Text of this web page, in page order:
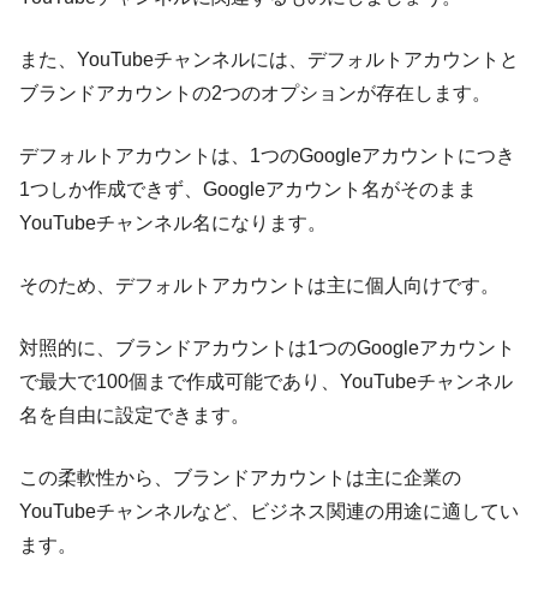
また、YouTubeチャンネルには、デフォルトアカウントと
ブランドアカウントの2つのオプションが存在します。
デフォルトアカウントは、1つのGoogleアカウントにつき
1つしか作成できず、Googleアカウント名がそのまま
YouTubeチャンネル名になります。
そのため、デフォルトアカウントは主に個人向けです。
対照的に、ブランドアカウントは1つのGoogleアカウント
で最大で100個まで作成可能であり、YouTubeチャンネル
名を自由に設定できます。
この柔軟性から、ブランドアカウントは主に企業の
YouTubeチャンネルなど、ビジネス関連の用途に適してい
ます。